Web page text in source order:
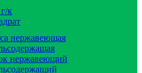
к
нержавеющая
нержавеющий